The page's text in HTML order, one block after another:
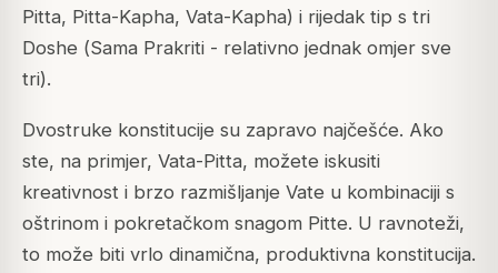
Pitta, Pitta-Kapha, Vata-Kapha) i rijedak tip s tri
Doshe (Sama Prakriti - relativno jednak omjer sve
tri).
Dvostruke konstitucije su zapravo najčešće. Ako
ste, na primjer, Vata-Pitta, možete iskusiti
kreativnost i brzo razmišljanje Vate u kombinaciji s
oštrinom i pokretačkom snagom Pitte. U ravnoteži,
to može biti vrlo dinamična, produktivna konstitucija.